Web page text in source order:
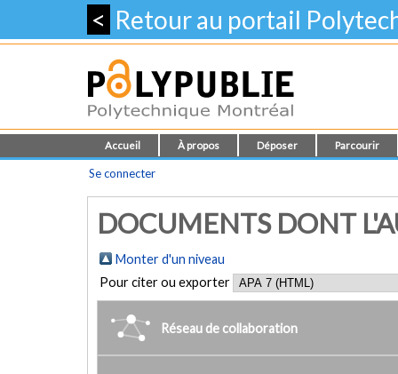
< Retour au portail
Accueil À propos Déposer Parcourir
Se connecter
DOCUMENTS DONT
Monter d'un niveau
Pour citer ou exporter
Réseau de collaboration